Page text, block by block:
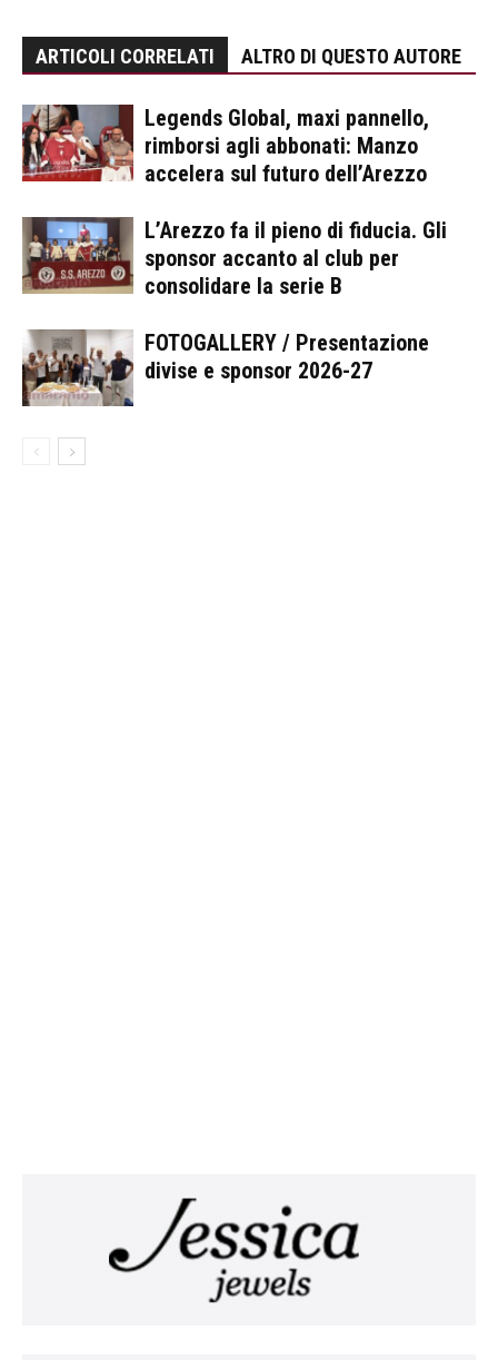
ARTICOLI CORRELATI ALTRO DI QUESTO AUTORE
Legends Global, maxi pannello,
rimborsi agli abbonati: Manzo
accelera sul futuro dell’Arezzo
L’Arezzo fa il pieno di fiducia. Gli
sponsor accanto al club per
consolidare la serie B
FOTOGALLERY / Presentazione
divise e sponsor 2026-27